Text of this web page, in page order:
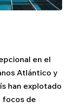
en el
Atlántico y
han explotado
focos de